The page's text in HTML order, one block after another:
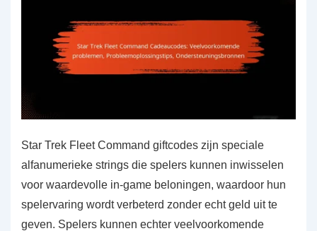
Star Trek Fleet Command giftcodes zijn speciale
alfanumerieke strings die spelers kunnen inwisselen
voor waardevolle in-game beloningen, waardoor hun
spelervaring wordt verbeterd zonder echt geld uit te
geven. Spelers kunnen echter veelvoorkomende